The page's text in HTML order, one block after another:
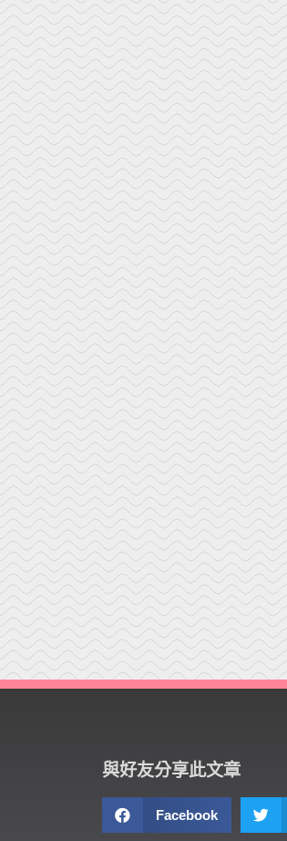
與好友分享此文章
Facebook